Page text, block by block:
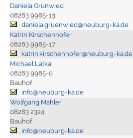
Daniela Grünwied
08283 9985-13
daniela.gruenwied@neuburg-ka.de
Katrin Kirschenhofer
08283 9985-17
katrin.kirschenhofer@neuburg-ka.de
Michael Latka
08283 9985-0
Bauhof
info@neuburg-ka.de
Wolfgang Mahler
08283 2324
Bauhof
info@neuburg-ka.de